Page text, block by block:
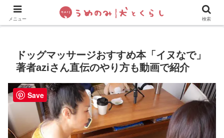
犬の手作りご飯 フレブル飼い方・しつけ ペットグッズ&
ドッグマッサージおすすめ本「イヌなで」
著者aziさん直伝のやり方も動画で紹介
メニュー 検索
Save